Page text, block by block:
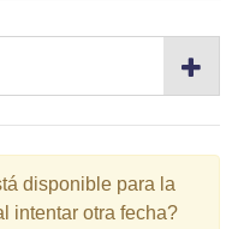
disponible para la
intentar otra fecha?